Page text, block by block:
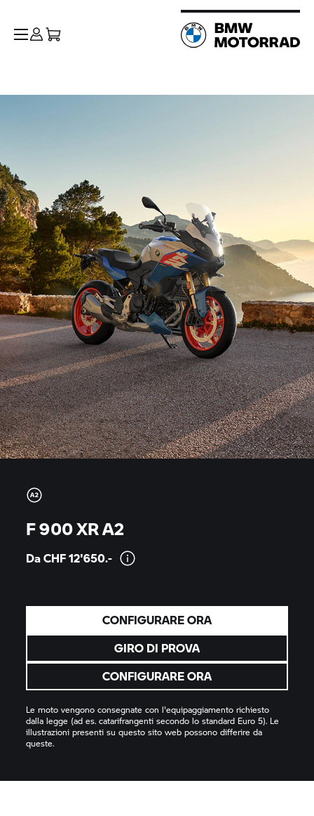
F 900 XR A2
Da CHF12'650.-
CONFIGURARE ORA
GIRO DI PROVA
CONFIGURARE ORA
Le moto vengono consegnate con l'equipaggiamento richiesto
dalla legge (ad es. catarifrangenti secondo lo standard Euro 5). Le
illustrazioni presenti su questo sito web possono differire da
queste.